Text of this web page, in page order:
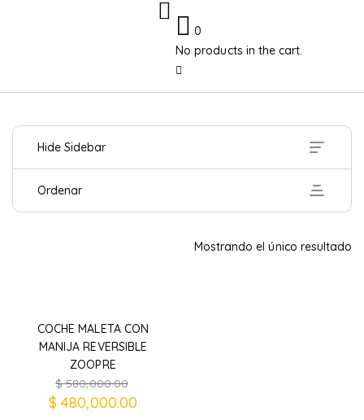
0
No products in the cart.
Hide Sidebar
Ordenar
Mostrando el único resultado
COCHE MALETA CON
MANIJA REVERSIBLE
ZOOPRE
$580,000.00
$ 480,000.00